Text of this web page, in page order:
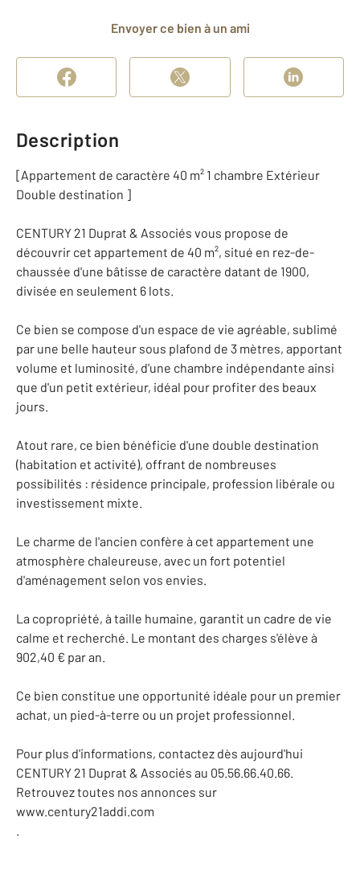
Envoyer ce bien à un ami
Description
[Appartement de caractère 40 m² 1 chambre Extérieur
Double destination ]
CENTURY 21 Duprat & Associés vous propose de
découvrir cet appartement de 40 m², situé en rez-de-
chaussée d'une bâtisse de caractère datant de 1900,
divisée en seulement 6 lots.
Ce bien se compose d'un espace de vie agréable, sublimé
par une belle hauteur sous plafond de 3 mètres, apportant
volume et luminosité, d'une chambre indépendante ainsi
que d'un petit extérieur, idéal pour profiter des beaux
jours.
Atout rare, ce bien bénéficie d'une double destination
(habitation et activité), offrant de nombreuses
possibilités : résidence principale, profession libérale ou
investissement mixte.
Le charme de l'ancien confère à cet appartement une
atmosphère chaleureuse, avec un fort potentiel
d'aménagement selon vos envies.
La copropriété, à taille humaine, garantit un cadre de vie
calme et recherché. Le montant des charges s'élève à
902,40 € par an.
Ce bien constitue une opportunité idéale pour un premier
achat, un pied-à-terre ou un projet professionnel.
Pour plus d'informations, contactez dès aujourd'hui
CENTURY 21 Duprat & Associés au 05.56.66.40.66.
Retrouvez toutes nos annonces sur
www.century21addi.com
.